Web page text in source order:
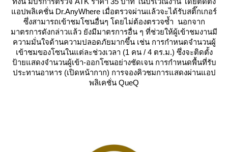
อปพลิเคชั่น Dr.AnyWhere เมื่อตรวจผ่านแล้วจะได้รับสติ๊กเกอร์
ซึ่งสามารถเข้าชมโซนอื่นๆ โดยไม่ต้องตรวจซ้ำ นอกจาก
มาตรการดังกล่าวแล้ว ยังมีมาตรการอื่น ๆ ที่ช่วยให้ผู้เข้าชมงานมี
ความมั่นใจด้านความปลอดภัยมากขึ้น เช่น การกำหนดจำนวนผู้
เข้าชมของโซนในแต่ละช่วงเวลา (1 คน / 4 ตร.ม.) ซึ่งจะติดตั้ง
ป้ายแสดงจำนวนผู้เข้า-ออกโซนอย่างชัดเจน การกำหนดพื้นที่รับ
ประทานอาหาร (เปิดหน้ากาก) การจองคิวชมการแสดงผ่านแอป
พลิเคชั่น QueQ